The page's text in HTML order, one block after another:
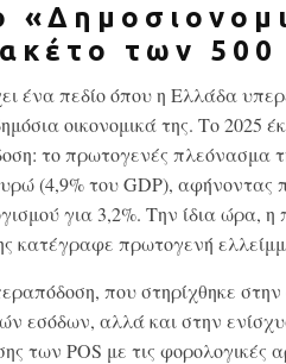
των
ένα πεδίο όπου η Ελλάδα
οικονομικά της. Το 2025
το πρωτογενές πλεόνασμα
(4,9% του GDP), αφήνοντας
για 3,2%. Την ίδια ώρα,
κατέγραφε πρωτογενή
που στηρίχθηκε
εσόδων, αλλά και στην
των POS με τις φορολογικές